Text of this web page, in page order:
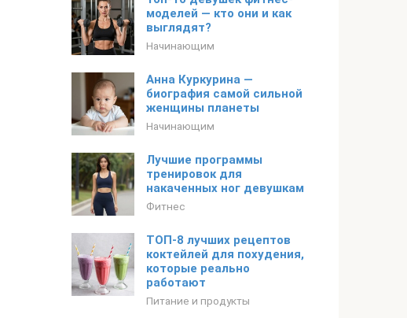
моделей — кто они и как
выглядят?
Начинающим
Анна Куркурина —
биография самой сильной
женщины планеты
Начинающим
Лучшие программы
тренировок для
накаченных ног девушкам
Фитнес
ТОП-8 лучших рецептов
коктейлей для похудения,
которые реально
работают
Питание и продукты